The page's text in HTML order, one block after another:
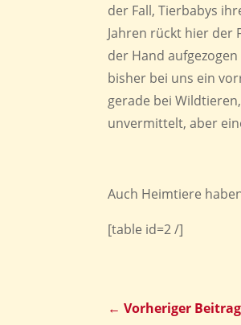
der Fall, Tierbabys
Jahren rückt hier der
der Hand
bisher bei uns ein
gerade bei
unvermittelt, aber
Auch Heimtiere
[table id=2 /]
←Vorheriger